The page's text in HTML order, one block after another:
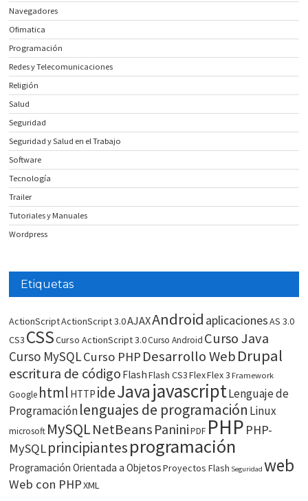
Navegadores
Ofimatica
Programación
Redes y Telecomunicaciones
Religión
Salud
Seguridad
Seguridad y Salud en el Trabajo
Software
Tecnología
Trailer
Tutoriales y Manuales
Wordpress
Etiquetas
ActionScriptActionScript 3.0AJAXAndroid aplicacionesAS 3.0
CS3 CSSCurso ActionScript 3.0Curso Android Curso Java
Curso MySQLCurso PHP Desarrollo WebDrupal
escritura de código FlashFlash CS3FlexFlex 3 Framework
Google html HTTP ideJavajavascriptLenguaje de
Programaciónlenguajes de programación Linux
microsoft MySQLNetBeans Panini PDF PHP PHP-
MySQLprincipiantesprogramación
Programación Orientada a ObjetosProyectos Flash Seguridad web
Web con PHPXML